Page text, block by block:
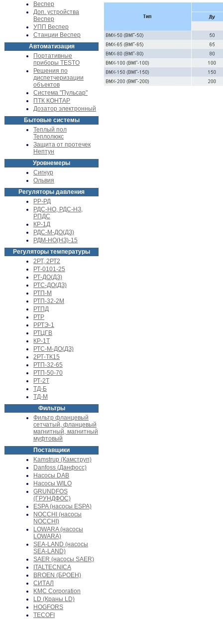
Веспер
Доп. устройства
Веспер
УПП Веспер
Станции Веспер
Автоматизация
Портативные
приборы TESTO
Решения по
диспетчеризации
объектов
Система "Пульсар"
ПТК КОНТАР
Дозатор электронный
Бытовые системы
Теплый пол
Теплолюкс
Защита от протечек
Нептун
Уровнемеры
Сигнур
Ольвия
Регуляторы давления
РР-РД
РДС-НО, РДС-НЗ,
РПДС
КР-1Д
РДС-М-ДО(ДЗ)
РДМ-НО(НЗ)-15
Регуляторы температуры
2РТ, 2РТ2
РТ-0101-25
РТ-ДО(ДЗ)
РТС-ДО(ДЗ)
РТП-М
РТП-32-2М
РТПД
РТР
РРТЭ-1
РТЦГВ
КР-1Т
РТС-М-ДО(ДЗ)
2РТ-ТК15
РТП-32-65
РТП-50-70
РТ-2Т
ТД-Б
ТД-М
Фильтры
Фильтр фланцевый
сетчатый, фланцевый
магнитный, магнитный
муфтовый
Поставщики
Kamstrup (Камструп)
Danfoss (Данфосс)
Насосы DAB
Насосы WILO
GRUNDFOS
(ГРУНДФОС)
ESPA (насосы ESPA)
NOCCHI (насосы
NOCCHI)
LOWARA (насосы
LOWARA)
SEA-LAND (насосы
SEA-LAND)
SAER (насосы SAER)
ITALTECNICA
BROEN (БРОЕН)
СИТАЛ
KMC Corporation
LD (Краны LD)
HOGFORS
TECOFI